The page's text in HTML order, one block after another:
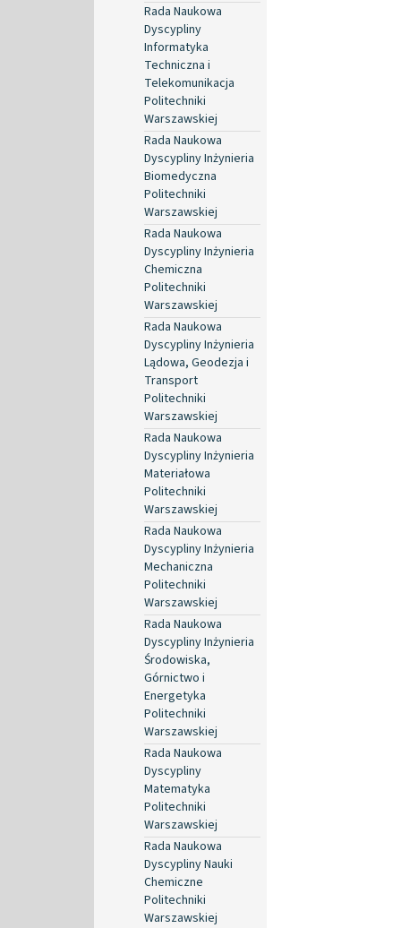
Rada Naukowa
Dyscypliny
Informatyka
Techniczna i
Telekomunikacja
Politechniki
Warszawskiej
Rada Naukowa
Dyscypliny Inżynieria
Biomedyczna
Politechniki
Warszawskiej
Rada Naukowa
Dyscypliny Inżynieria
Chemiczna
Politechniki
Warszawskiej
Rada Naukowa
Dyscypliny Inżynieria
Lądowa, Geodezja i
Transport
Politechniki
Warszawskiej
Rada Naukowa
Dyscypliny Inżynieria
Materiałowa
Politechniki
Warszawskiej
Rada Naukowa
Dyscypliny Inżynieria
Mechaniczna
Politechniki
Warszawskiej
Rada Naukowa
Dyscypliny Inżynieria
Środowiska,
Górnictwo i
Energetyka
Politechniki
Warszawskiej
Rada Naukowa
Dyscypliny
Matematyka
Politechniki
Warszawskiej
Rada Naukowa
Dyscypliny Nauki
Chemiczne
Politechniki
Warszawskiej